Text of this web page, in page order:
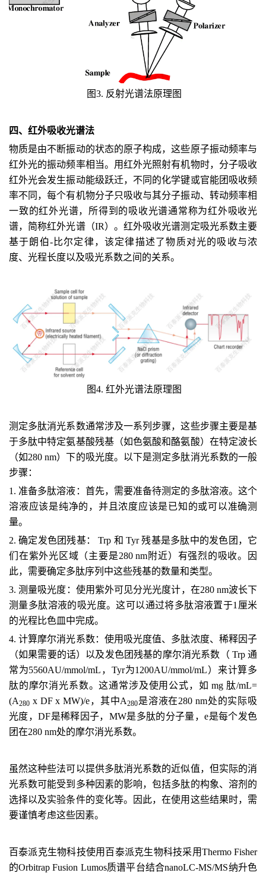
图3. 反射光谱法原理图
四、红外吸收光谱法
物质是由不断振动的状态的原子构成，这些原子振动频率与
红外光的振动频率相当。用红外光照射有机物时，分子吸收
红外光会发生振动能级跃迁，不同的化学键或官能团吸收频
率不同，每个有机物分子只吸收与其分子振动、转动频率相
一致的红外光谱，所得到的吸收光谱通常称为红外吸收光
谱，简称红外光谱（IR）。红外吸收光谱测定吸光系数主要
基于朗伯-比尔定律，该定律描述了物质对光的吸收与浓
度、光程长度以及吸光系数之间的关系。
图4. 红外光谱法原理图
测定多肽消光系数通常涉及一系列步骤，这些步骤主要是基
于多肽中特定氨基酸残基（如色氨酸和酪氨酸）在特定波长
（如280 nm）下的吸光度。以下是测定多肽消光系数的一般
步骤：
1. 准备多肽溶液：首先，需要准备待测定的多肽溶液。这个
溶液应该是纯净的，并且浓度应该是已知的或可以准确测
量。
2. 确定发色团残基： Trp 和 Tyr 残基是多肽中的发色团，它
们在紫外光区域（主要是280 nm附近）有强烈的吸收。因
此，需要确定多肽序列中这些残基的数量和类型。
3. 测量吸光度：使用紫外可见分光光度计，在280 nm波长下
测量多肽溶液的吸光度。这可以通过将多肽溶液置于1厘米
的光程比色皿中完成。
4. 计算摩尔消光系数：使用吸光度值、多肽浓度、稀释因子
（如果需要的话）以及发色团残基的摩尔消光系数（ Trp 通
常为5560AU/mmol/mL，Tyr为1200AU/mmol/mL）来计算多
肽的摩尔消光系数。这通常涉及使用公式，如 mg 肽/mL=
(A280 x DF x MW)/e，其中A280是溶液在280 nm处的实际吸
光度，DF是稀释因子，MW是多肽的分子量，e是每个发色
团在280 nm处的摩尔消光系数。
虽然这种些法可以提供多肽消光系数的近似值，但实际的消
光系数可能受到多种因素的影响，包括多肽的构象、溶剂的
选择以及实验条件的变化等。因此，在使用这些结果时，需
要谨慎考虑这些因素。
百泰派克生物科技使用百泰派克生物科技采用Thermo Fisher
的Orbitrap Fusion Lumos质谱平台结合nanoLC-MS/MS纳升色